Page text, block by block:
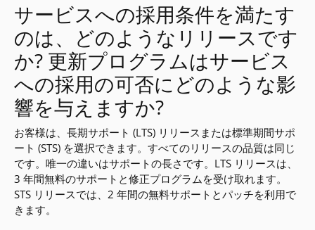
サービスへの採用条件を満たす
のは、どのようなリリースです
か? 更新プログラムはサービス
への採用の可否にどのような影
響を与えますか?
お客様は、長期サポート (LTS) リリースまたは標準期間サポ
ート (STS) を選択できます。すべてのリリースの品質は同じ
です。唯一の違いはサポートの長さです。LTS リリースは、
3 年間無料のサポートと修正プログラムを受け取れます。
STS リリースでは、2 年間の無料サポートとパッチを利用で
きます。